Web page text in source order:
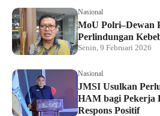
Nasional
MoU Polri–Dewan
Perlindungan
Senin, 9 Februari 2026
Nasional
JMSI Usulkan
HAM bagi Pekerja
Respons Positif